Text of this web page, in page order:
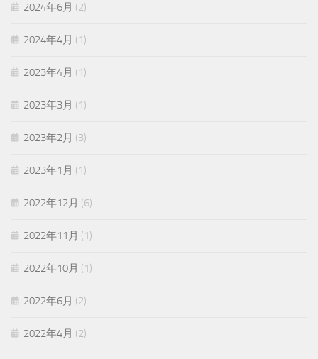
2024年6月 (2)
2024年4月 (1)
2023年4月 (1)
2023年3月 (1)
2023年2月 (3)
2023年1月 (1)
2022年12月 (6)
2022年11月 (1)
2022年10月 (1)
2022年6月 (2)
2022年4月 (2)